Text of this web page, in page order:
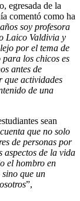
egresada de la
comentó como ha
soy profesora
Laico Valdivia y
por el tema de
los chicos es
antes de
que actividades
de una
sean
que no solo
de personas por
aspectos de la vida
el hombro en
sino que un
”,